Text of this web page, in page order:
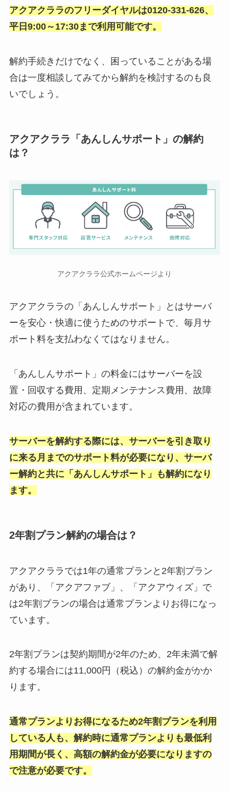
アクアクララのフリーダイヤルは0120-331-626、
平日9:00～17:30まで利用可能です。
解約手続きだけでなく、困っていることがある場
合は一度相談してみてから解約を検討するのも良
いでしょう。
アクアクララ「あんしんサポート」の解約
は？
アクアクララ公式ホームページより
アクアクララの「あんしんサポート」とはサーバ
ーを安心・快適に使うためのサポートで、毎月サ
ポート料を支払わなくてはなりません。
「あんしんサポート」の料金にはサーバーを設
置・回収する費用、定期メンテナンス費用、故障
対応の費用が含まれています。
サーバーを解約する際には、サーバーを引き取り
に来る月までのサポート料が必要になり、サーバ
ー解約と共に「あんしんサポート」も解約になり
ます。
2年割プラン解約の場合は？
アクアクララでは1年の通常プランと2年割プラン
があり、「アクアファブ」、「アクアウィズ」で
は2年割プランの場合は通常プランよりお得になっ
ています。
2年割プランは契約期間が2年のため、2年未満で解
約する場合には11,000円（税込）の解約金がかか
ります。
通常プランよりお得になるため2年割プランを利用
している人も、解約時に通常プランよりも最低利
用期間が長く、高額の解約金が必要になりますの
で注意が必要です。